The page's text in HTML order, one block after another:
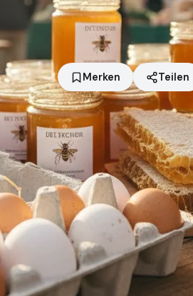
Merken Teilen